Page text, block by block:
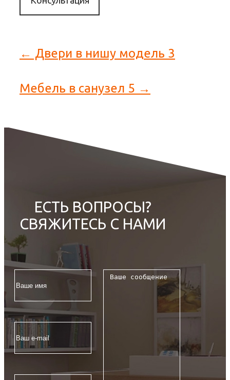
← Двери в нишу модель 3
Мебель в санузел 5 →
ЕСТЬ ВОПРОСЫ?
СВЯЖИТЕСЬ С НАМИ